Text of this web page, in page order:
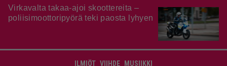
Virkavalta takaa-ajoi skoottereita –
poliisimoottoripyörä teki paosta lyhyen
ILMIÖT VIIHDE MUSIIKKI